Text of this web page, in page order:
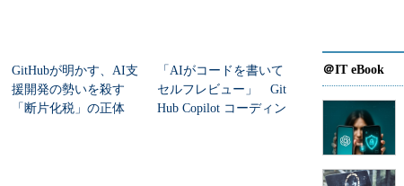
GitHubが明かす、AI支
援開発の勢いを殺す
「断片化税」の正体
「AIがコードを書いて
セルフレビュー」 Git
Hub Copilot コーディン
＠IT eBook